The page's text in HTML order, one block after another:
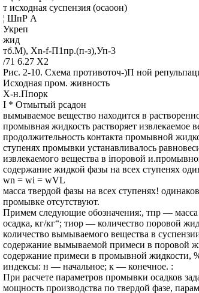
т исходная суспензия (осаоон)
¦ ШпР А
Укреп
жид
тб.М), Xn-f-П1пр.(п-з),Уп-3
/71 6.27 X2
Рис. 2-10. Схема противоточ-)П ной
Исходная пром. живность
Х-н.Ппорк
I * Отмытый рсадон
вымываемое вещество находится в
промывная жидкость растворяет извлекаемое
продолжительность контакта промывной
ступенях промывки устанавливалось
извлекаемого вещества в iпоровой
содержание жидкой фазы на всех ступенях
wn = wi = wVL
масса твердой фазы на всех ступенях!
промывке отсутствуют.
Примем следующие обозначения:, тпр —
осадка, кг/кг“; тиор — количество поровой
количество вымываемого вещества в
содержание вымываемой примеси в поровой
содержание примеси в промывной жидкости,
индексы: н — начальное; к — конечное. :
При расчете параметров промывки осадков
мощность производства по твердой фазе,